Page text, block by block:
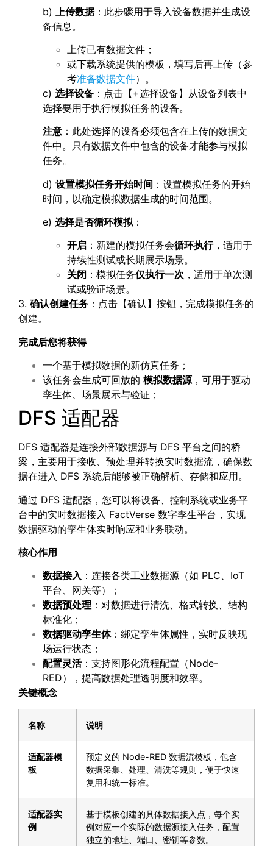
b)
上传数据：此步骤用于导入设备数据并生成设
备信息。
上传已有数据文件；
或下载系统提供的模板，填写后再上传（参
考准备数据文件）。
c) 选择设备 ：点击【+选择设备】从设备列表中
选择要用于执行模拟任务的设备。
注意 ：此处选择的设备必须包含在上传的数据文
件中。只有数据文件中包含的设备才能参与模拟
任务。
d) 设置模拟任务开始时间 ：设置模拟任务的开始
时间，以确定模拟数据生成的时间范围。
e) 选择是否循环模拟：
开启 ：新建的模拟任务会循环执行，适用于
持续性测试或长期展示场景。
关闭 ：模拟任务仅执行一次 ，适用于单次测
试或验证场景。
3. 确认创建任务 ：点击【确认】按钮，完成模拟任务的
创建。
完成后您将获得
一个基于模拟数据的新仿真任务；
该任务会生成可回放的 模拟数据源，可用于驱动
孪生体、场景展示与验证；
DFS 适配器
DFS 适配器是连接外部数据源与 DFS 平台之间的桥
梁，主要用于接收、预处理并转换实时数据流，确保数
据在进入 DFS 系统后能够被正确解析、存储和应用。
通过 DFS 适配器，您可以将设备、控制系统或业务平
台中的实时数据接入 FactVerse 数字孪生平台，实现
数据驱动的孪生体实时响应和业务联动。
核心作用
数据接入 ：连接各类工业数据源（如 PLC、IoT
平台、网关等）；
数据预处理 ：对数据进行清洗、格式转换、结构
标准化；
数据驱动孪生体：绑定孪生体属性，实时反映现
场运行状态；
配置灵活：支持图形化流程配置（Node-
RED），提高数据处理透明度和效率。
关键概念
名称 说明
适配器模
板
预定义的 Node-RED 数据流模板，包含
数据采集、处理、清洗等规则，便于快速
复用和统一标准。
适配器实
例
基于模板创建的具体数据接入点，每个实
例对应一个实际的数据源接入任务，配置
独立的地址、端口、密钥等参数。